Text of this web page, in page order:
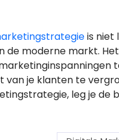
is niet
de moderne markt.
van je klanten te
leg je de